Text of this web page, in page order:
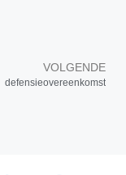
VOLGENDE
defensieovereenkomst